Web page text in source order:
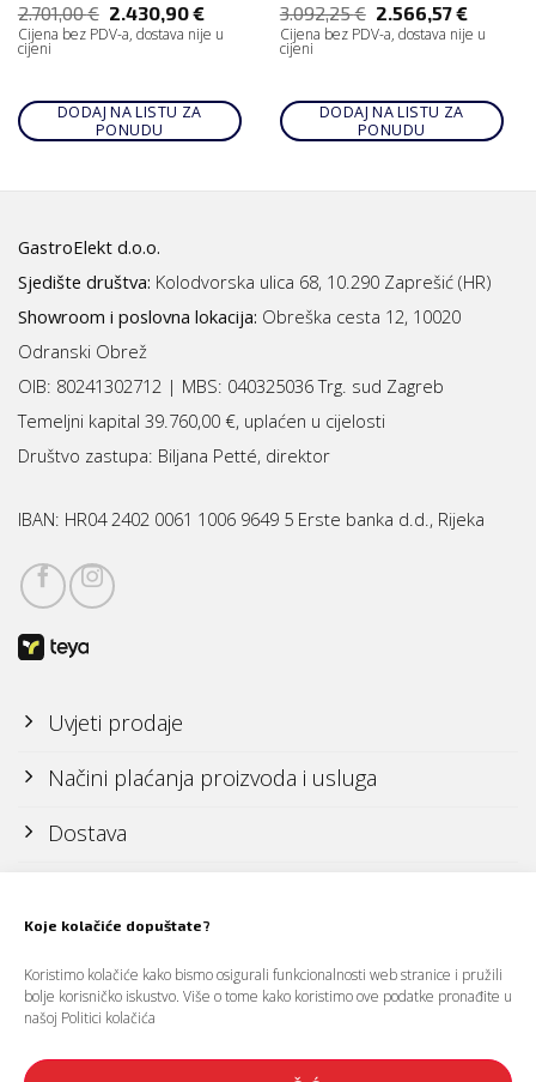
Koje kolačiće dopuštate?
Koristimo kolačiće kako bismo osigurali funkcionalnosti web stranice i pružili
bolje korisničko iskustvo. Više o tome kako koristimo ove podatke pronađite u
našoj Politici kolačića
2.701,00€ 2.430,90€
Cijena bez PDV-a, dostava nije u
cijeni
DODAJ NA LISTU ZA
PONUDU
3.092,25€ 2.566,57€
Cijena bez PDV-a, dostava nije u
cijeni
DODAJ NA LISTU ZA
PONUDU
GastroElekt d.o.o.
Sjedište društva: Kolodvorska ulica 68, 10.290 Zaprešić (HR)
Showroom i poslovna lokacija: Obreška cesta 12, 10020
Odranski Obrež
OIB: 80241302712 | MBS: 040325036 Trg. sud Zagreb
Temeljni kapital 39.760,00 €, uplaćen u cijelosti
Društvo zastupa: Biljana Petté, direktor
IBAN: HR04 2402 0061 1006 9649 5 Erste banka d.d., Rijeka
Uvjeti prodaje
Načini plaćanja proizvoda i usluga
Dostava
Politika zaštite osobnih podataka (GDPR)
Politika kolačića (cookies)